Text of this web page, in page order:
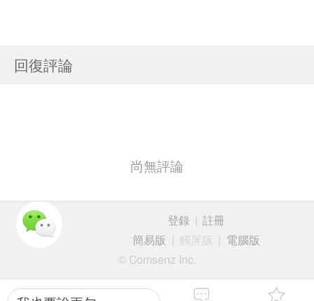
回復評論
尚無評論
登錄
註冊
簡易版
觸屏版
電腦版
© Comsenz Inc.